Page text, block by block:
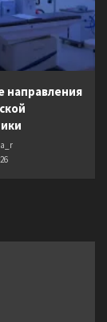
направления